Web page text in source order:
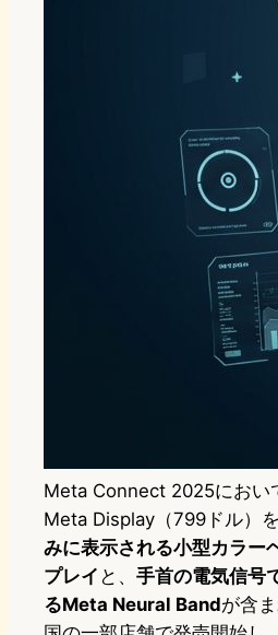
Meta Connect 2025におい
Meta Display（799ドル）を
みに表示される小型カラー
プレイ と、 手首の電気信号
るMeta Neural Bandが含